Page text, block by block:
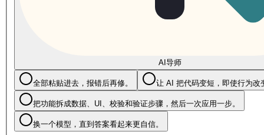
AI导师
全部粘贴进去，报错后再修。 让 AI 把代码变短，即使行为改
把功能拆成数据、UI、校验和验证步骤，然后一次应用一步。
换一个模型，直到答案看起来更自信。